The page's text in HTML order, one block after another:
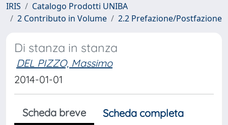
IRIS
Catalogo Prodotti UNIBA
2 Contributo in Volume
2.2 Prefazione/Postfazione
Di stanza in stanza
DEL PIZZO, Massimo
2014-01-01
Scheda breve
Scheda completa